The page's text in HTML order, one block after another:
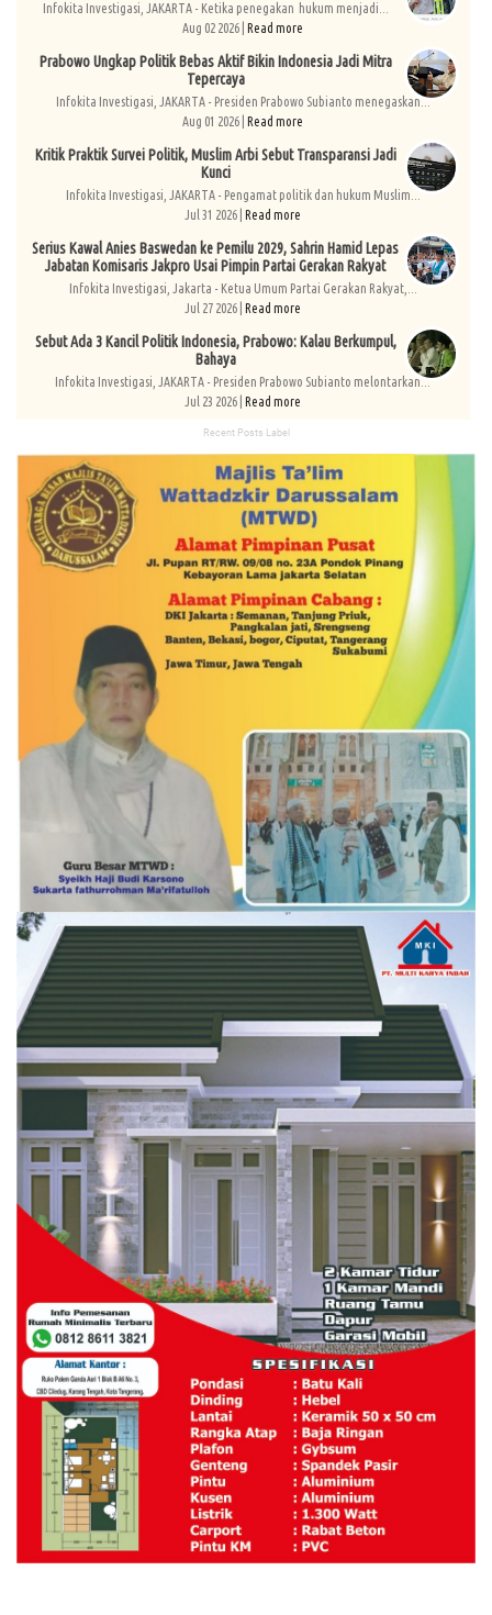
Infokita Investigasi, JAKARTA - Ketika penegakan hukum menjadi...
Aug 02 2026 | Read more
Prabowo Ungkap Politik Bebas Aktif Bikin Indonesia Jadi Mitra
Tepercaya
Infokita Investigasi, JAKARTA - Presiden Prabowo Subianto menegaskan...
Aug 01 2026 | Read more
Kritik Praktik Survei Politik, Muslim Arbi Sebut Transparansi Jadi
Kunci
Infokita Investigasi, JAKARTA - Pengamat politik dan hukum Muslim...
Jul 31 2026 | Read more
Serius Kawal Anies Baswedan ke Pemilu 2029, Sahrin Hamid Lepas
Jabatan Komisaris Jakpro Usai Pimpin Partai Gerakan Rakyat
Infokita Investigasi, Jakarta - Ketua Umum Partai Gerakan Rakyat,...
Jul 27 2026 | Read more
Sebut Ada 3 Kancil Politik Indonesia, Prabowo: Kalau Berkumpul,
Bahaya
Infokita Investigasi, JAKARTA - Presiden Prabowo Subianto melontarkan...
Jul 23 2026 | Read more
Recent Posts Label